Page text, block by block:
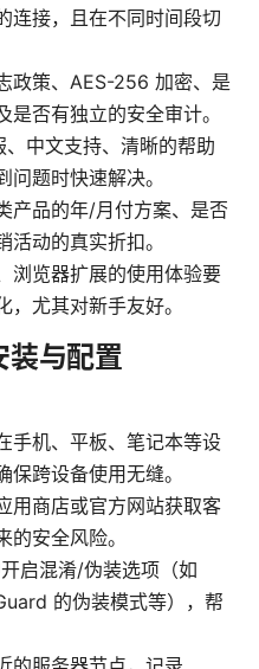
连接，且在不同时间段切
政策、AES-256 加密、是
否有独立的安全审计。
中文支持、清晰的帮助
题时快速解决。
产品的年/月付方案、是否
动的真实折扣。
浏览器扩展的使用体验要
尤其对新手友好。
装与配置
手机、平板、笔记本等设
跨设备使用无缝。
用商店或官方网站获取客
安全风险。
启混淆/伪装选项（如
的伪装模式等），帮